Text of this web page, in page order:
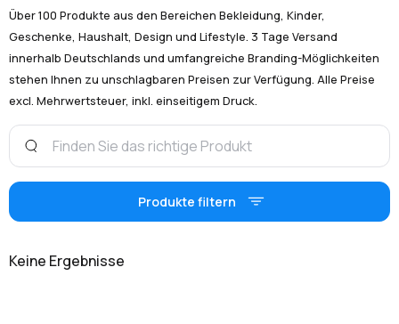
Über 100 Produkte aus den Bereichen Bekleidung, Kinder,
Geschenke, Haushalt, Design und Lifestyle. 3 Tage Versand
innerhalb Deutschlands und umfangreiche Branding-Möglichkeiten
stehen Ihnen zu unschlagbaren Preisen zur Verfügung. Alle Preise
excl. Mehrwertsteuer, inkl. einseitigem Druck.
Produkte filtern
Keine Ergebnisse